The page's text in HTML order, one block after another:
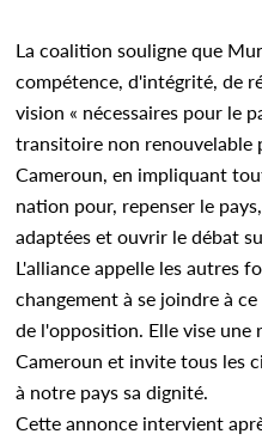
La coalition souligne que
compétence, d'intégrité, de
vision « nécessaires pour le
transitoire non renouvelable
Cameroun, en impliquant
nation pour, repenser le
adaptées et ouvrir le débat
L'alliance appelle les autres
changement à se joindre à
de l'opposition. Elle vise
Cameroun et invite tous les
à notre pays sa dignité.
Cette annonce intervient